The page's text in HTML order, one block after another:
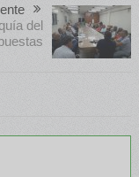
del